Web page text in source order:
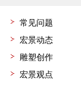
常见问题
宏景动态
雕塑创作
宏景观点